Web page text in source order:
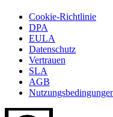
Cookie-Richtlinie
DPA
EULA
Datenschutz
Vertrauen
SLA
AGB